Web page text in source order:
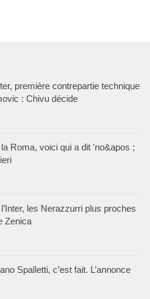
première contrepartie technique
: Chivu décide
Roma, voici qui a dit 'no&apos ;
les Nerazzurri plus proches
Zenica
Spalletti, c’est fait. L’annonce